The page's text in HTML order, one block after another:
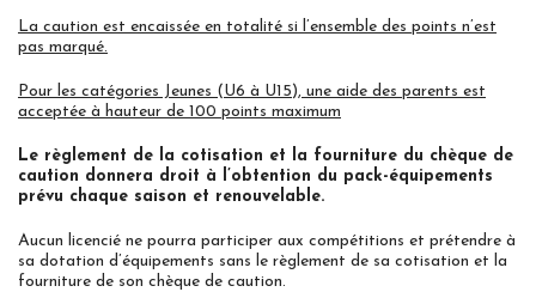
La caution est encaissée en totalité si l’ensemble des points n’est
pas marqué.
Pour les catégories Jeunes (U6 à U15), une aide des parents est
acceptée à hauteur de 100 points maximum
Le règlement de la cotisation et la fourniture du chèque de
caution donnera droit à l’obtention du pack-équipements
prévu chaque saison et renouvelable.
Aucun licencié ne pourra participer aux compétitions et prétendre à
sa dotation d’équipements sans le règlement de sa cotisation et la
fourniture de son chèque de caution.